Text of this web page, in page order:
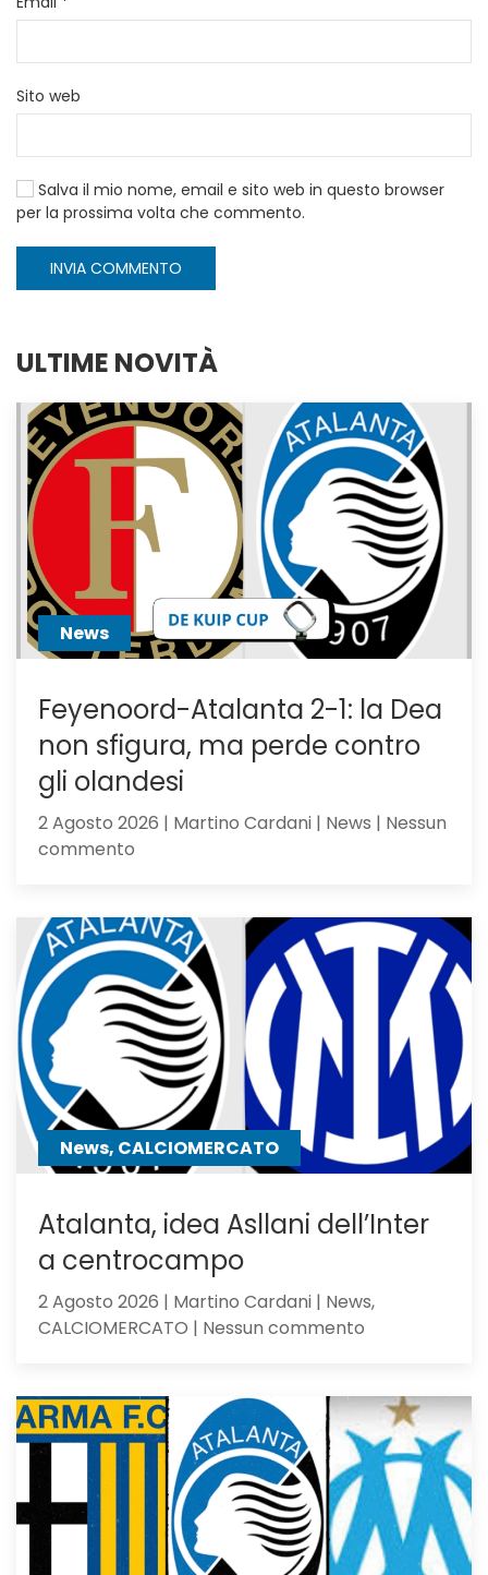
Sito web
Salva il mio nome, email e sito web in questo browser
per la prossima volta che commento.
INVIA COMMENTO
ULTIME NOVITÀ
News
Feyenoord-Atalanta 2-1: la Dea
non sfigura, ma perde contro
gli olandesi
2 Agosto 2026 | Martino Cardani | News | Nessun
commento
2-
1:
la
Dea
non
sfigura,
ma
perde
contro
gli
News, CALCIOMERCATO
Atalanta, idea Asllani dell’Inter
a centrocampo
2 Agosto 2026 | Martino Cardani | News,
CALCIOMERCATO | Nessun commento
Asllani
dell’Inter
a
centrocampo